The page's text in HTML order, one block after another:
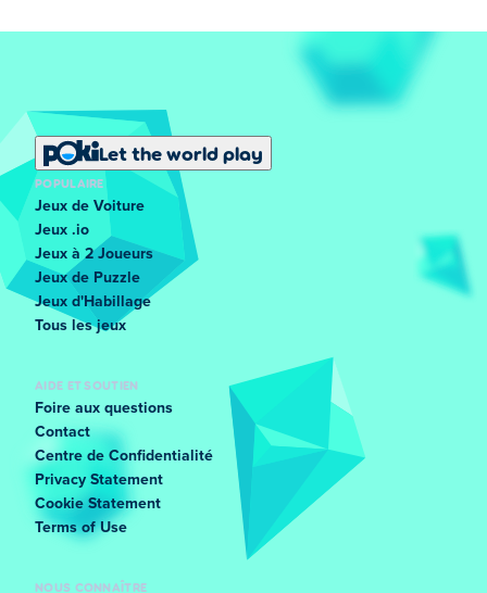
Let the world play
POPULAIRE
Jeux de Voiture
Jeux .io
Jeux à 2 Joueurs
Jeux de Puzzle
Jeux d'Habillage
Tous les jeux
AIDE ET SOUTIEN
Foire aux questions
Contact
Centre de Confidentialité
Privacy Statement
Cookie Statement
Terms of Use
NOUS CONNAÎTRE